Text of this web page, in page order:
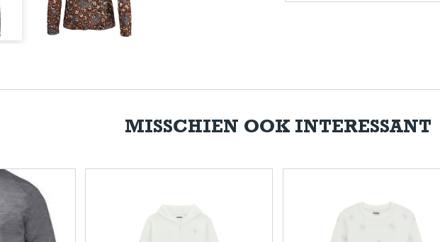
MISSCHIEN OOK INTERESSANT